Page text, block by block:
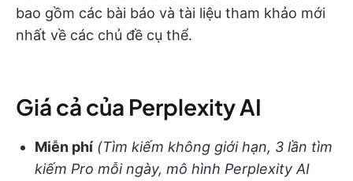
bao gồm các bài báo và tài liệu tham khảo mới
nhất về các chủ đề cụ thể.
Giá cả của Perplexity AI
Miễn phí (Tìm kiếm không giới hạn, 3 lần tìm
kiếm Pro mỗi ngày, mô hình Perplexity AI